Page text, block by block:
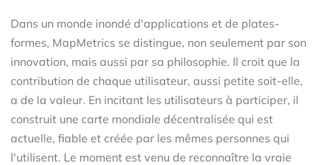
Dans un monde inondé d'applications et de plates-
formes, MapMetrics se distingue, non seulement par son
innovation, mais aussi par sa philosophie. Il croit que la
contribution de chaque utilisateur, aussi petite soit-elle,
a de la valeur. En incitant les utilisateurs à participer, il
construit une carte mondiale décentralisée qui est
actuelle, fiable et créée par les mêmes personnes qui
l'utilisent. Le moment est venu de reconnaître la vraie